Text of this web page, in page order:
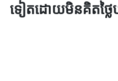
ទៀតដោយមិនគិតថ្លៃប